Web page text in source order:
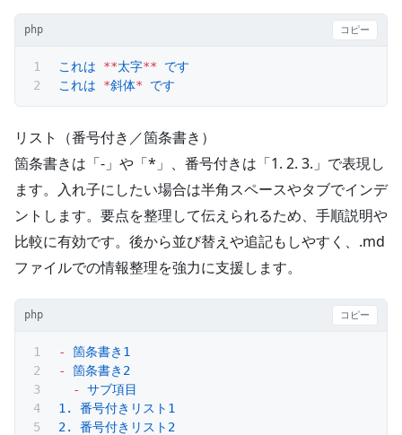
php コピー
これは **太字** です
これは *斜体* です
リスト（番号付き／箇条書き）
箇条書きは「-」や「*」、番号付きは「1. 2. 3.」で表現し
ます。入れ子にしたい場合は半角スペースやタブでインデ
ントします。要点を整理して伝えられるため、手順説明や
比較に有効です。後から並び替えや追記もしやすく、.md
ファイルでの情報整理を強力に支援します。
php コピー
-
箇条書き1
-
箇条書き2
  -
サブ項目
1.
番号付きリスト1
2.
番号付きリスト2